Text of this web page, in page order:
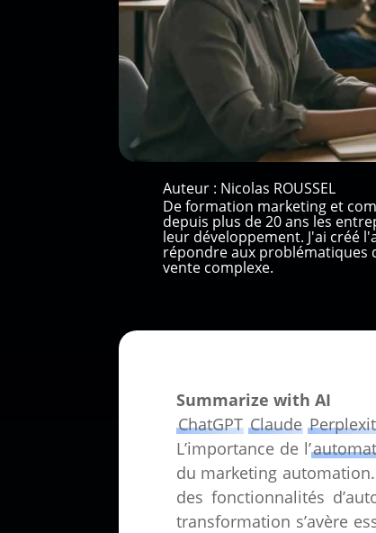
Auteur : Nicolas ROUSSEL
De formation marketing et
depuis plus de 20 ans les
leur développement. J'ai créé
répondre aux problématiques
vente complexe.
Summarize with AI
ChatGPT Claude
L’importance de l’
du marketing
des fonctionnalités
transformation s’avère